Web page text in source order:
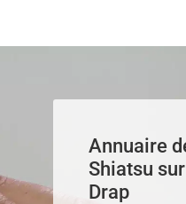
Annuaire
Shiatsu
Drap